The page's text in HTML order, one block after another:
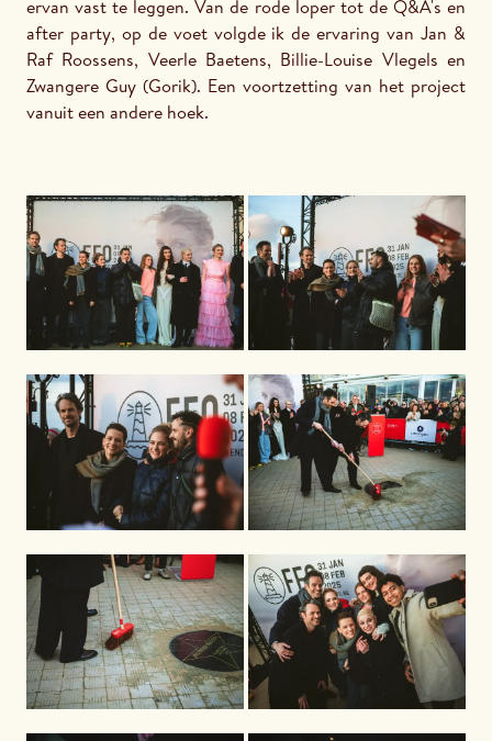
ervan vast te leggen. Van de rode loper tot de Q&A's en
after party, op de voet volgde ik de ervaring van Jan &
Raf Roossens, Veerle Baetens, Billie-Louise Vlegels en
Zwangere Guy (Gorik). Een voortzetting van het project
vanuit een andere hoek.